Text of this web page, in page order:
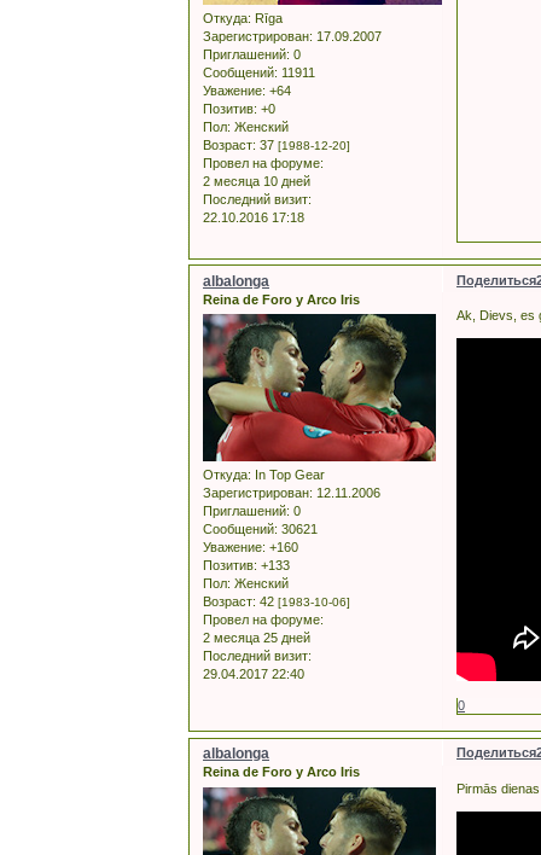
Откуда: Rīga
Зарегистрирован: 17.09.2007
Приглашений: 0
Сообщений: 11911
Уважение: +64
Позитив: +0
Пол: Женский
Возраст: 37 [1988-12-20]
Провел на форуме:
2 месяца 10 дней
Последний визит:
22.10.2016 17:18
Поделиться
albalonga
Reina de Foro y Arco Iris
Откуда: In Top Gear
Зарегистрирован: 12.11.2006
Приглашений: 0
Сообщений: 30621
Уважение: +160
Позитив: +133
Пол: Женский
Возраст: 42 [1983-10-06]
Провел на форуме:
2 месяца 25 дней
Последний визит:
29.04.2017 22:40
Ak, Dievs, es
0
Поделиться
albalonga
Reina de Foro y Arco Iris
Pirmās